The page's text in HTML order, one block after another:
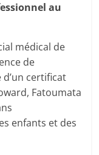
au
médical de
de
d’un certificat
Fatoumata
enfants et des